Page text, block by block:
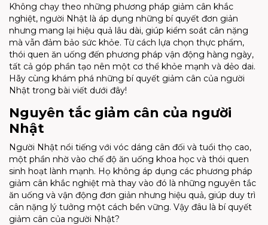
Không chạy theo những phương pháp giảm cân khắc
nghiệt, người Nhật là áp dụng những bí quyết đơn giản
nhưng mang lại hiệu quả lâu dài, giúp kiểm soát cân nặng
mà vẫn đảm bảo sức khỏe. Từ cách lựa chọn thực phẩm,
thói quen ăn uống đến phương pháp vận động hàng ngày,
tất cả góp phần tạo nên một cơ thể khỏe mạnh và dẻo dai.
Hãy cùng khám phá những bí quyết giảm cân của người
Nhật trong bài viết dưới đây!
Nguyên tắc giảm cân của người
Nhật
Người Nhật nổi tiếng với vóc dáng cân đối và tuổi thọ cao,
một phần nhờ vào chế độ ăn uống khoa học và thói quen
sinh hoạt lành mạnh. Họ không áp dụng các phương pháp
giảm cân khắc nghiệt mà thay vào đó là những nguyên tắc
ăn uống và vận động đơn giản nhưng hiệu quả, giúp duy trì
cân nặng lý tưởng một cách bền vững. Vậy đâu là bí quyết
giảm cân của người Nhật?